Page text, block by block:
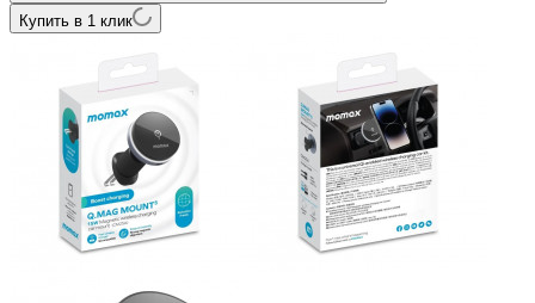
Купить в 1 клик